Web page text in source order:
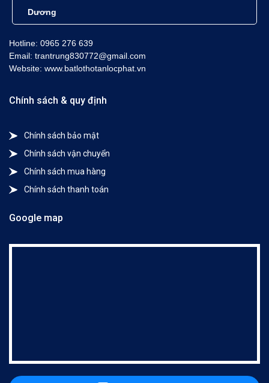
Dương
Hotline: 0965 276 639
Email: trantrung830772@gmail.com
Website: www.batlothotanlocphat.vn
Chính sách & quy định
Chính sách bảo mật
Chính sách vận chuyển
Chính sách mua hàng
Chính sách thanh toán
Google map